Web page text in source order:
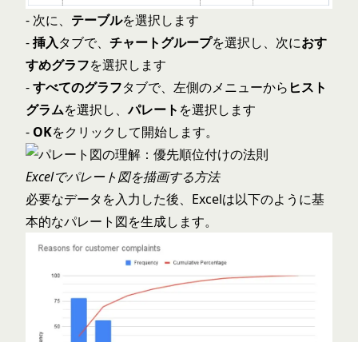
- 次に、 テーブルを選択します
-挿入タブで、 チャートグループを選択し、次におす
すめグラフを選択します
-すべてのグラフタブで、左側のメニューから ヒスト
グラムを選択し、パレート を選択します
- OKをクリックして開始します。
Excelでパレート図を描画する方法
必要なデータを入力した後、Excelは以下のように基
本的なパレート図を生成します。